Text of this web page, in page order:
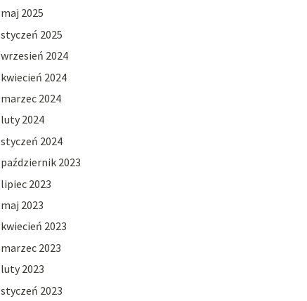
maj 2025
styczeń 2025
wrzesień 2024
kwiecień 2024
marzec 2024
luty 2024
styczeń 2024
październik 2023
lipiec 2023
maj 2023
kwiecień 2023
marzec 2023
luty 2023
styczeń 2023